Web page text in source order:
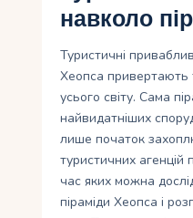
навколо
Туристичні
Хеопса привертають
усього світу. Сама
найвидатніших
лише початок
туристичних агенцій
час яких можна
піраміди Хеопса і